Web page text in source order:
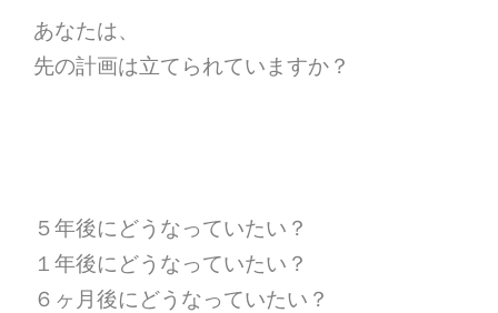
あなたは、
先の計画は立てられていますか？
５年後にどうなっていたい？
１年後にどうなっていたい？
６ヶ月後にどうなっていたい？